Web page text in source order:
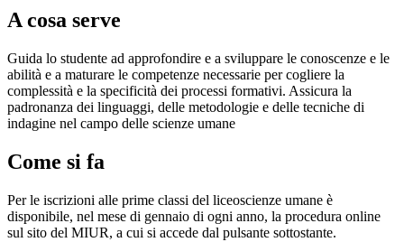
A cosa serve
Guida lo studente ad approfondire e a sviluppare le conoscenze e le
abilità e a maturare le competenze necessarie per cogliere la
complessità e la specificità dei processi formativi. Assicura la
padronanza dei linguaggi, delle metodologie e delle tecniche di
indagine nel campo delle scienze umane
Come si fa
Per le iscrizioni alle prime classi del liceoscienze umane è
disponibile, nel mese di gennaio di ogni anno, la procedura online
sul sito del MIUR, a cui si accede dal pulsante sottostante.